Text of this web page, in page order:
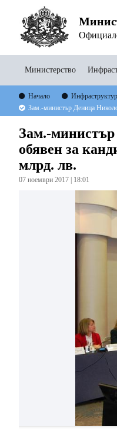
Министерство
Начало
Зам.-министър Деница
Зам.-министър
обявен за
млрд. лв.
07 ноември 2017 | 18:01